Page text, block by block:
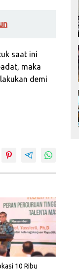
saat ini
maka
demi
10 Ribu